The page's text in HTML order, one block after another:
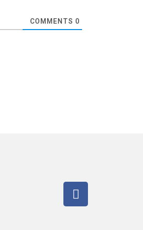
0
F
a
c